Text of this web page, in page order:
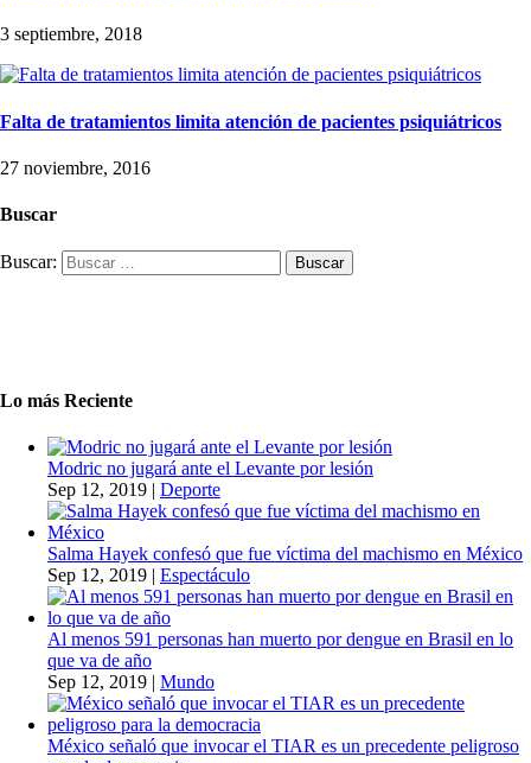
3 septiembre, 2018
Falta de tratamientos limita atención de pacientes psiquiátricos
27 noviembre, 2016
Buscar
Buscar:
Lo más Reciente
Modric no jugará ante el Levante por lesión
Sep 12, 2019 | Deporte
Salma Hayek confesó que fue víctima del machismo en México
Sep 12, 2019 | Espectáculo
Al menos 591 personas han muerto por dengue en Brasil en lo
que va de año
Sep 12, 2019 | Mundo
México señaló que invocar el TIAR es un precedente peligroso